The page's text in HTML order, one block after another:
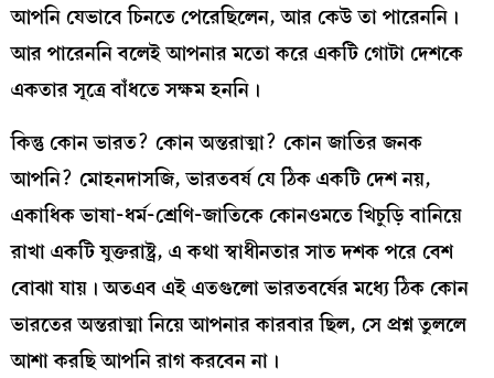
আপনি যেভাবে চিনতে পেরেছিলেন, আর কেউ তা পারেননি।
আর পারেননি বলেই আপনার মতো করে একটি গোটা দেশকে
একতার সূত্রে বাঁধতে সক্ষম হননি।
কিন্তু কোন ভারত? কোন অন্তরাত্মা? কোন জাতির জনক
আপনি? মোহনদাসজি, ভারতবর্ষ যে ঠিক একটি দেশ নয়,
একাধিক ভাষা-ধর্ম-শ্রেণি-জাতিকে কোনওমতে খিচুড়ি বানিয়ে
রাখা একটি যুক্তরাষ্ট্র, এ কথা স্বাধীনতার সাত দশক পরে বেশ
বোঝা যায়। অতএব এই এতগুলো ভারতবর্ষের মধ্যে ঠিক কোন
ভারতের অন্তরাত্মা নিয়ে আপনার কারবার ছিল, সে প্রশ্ন তুললে
আশা করছি আপনি রাগ করবেন না।